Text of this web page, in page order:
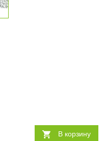
В корзину